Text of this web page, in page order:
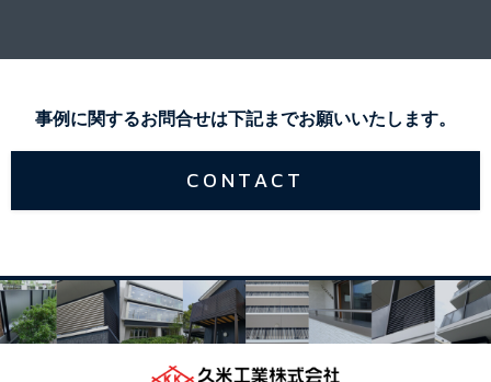
事例に関するお問合せは下記までお願いいたします。
CONTACT